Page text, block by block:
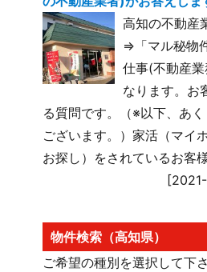
高知の不動産
⇒「マル秘物
仕事(不動産
なります。お
る質問です。（※以下、あ
ございます。）家活（マイ
お探し）をされているお客
物件検索（高知県）
ご希望の種別を選択して下